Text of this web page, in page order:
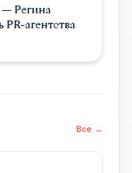
— Регина
PR-агентства
Все →